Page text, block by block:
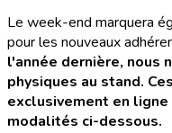
Le week-end marquera
pour les nouveaux
l'année dernière, nous
physiques au stand.
exclusivement en
modalités ci-dessous.